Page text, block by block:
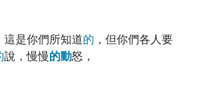
這是你們所知道的 ，但你們各人要
說，慢慢的動怒，